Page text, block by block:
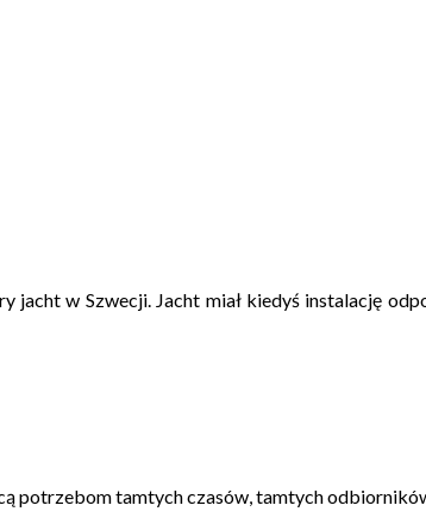
w Szwecji. Jacht miał kiedyś instalację
potrzebom tamtych czasów, tamtych